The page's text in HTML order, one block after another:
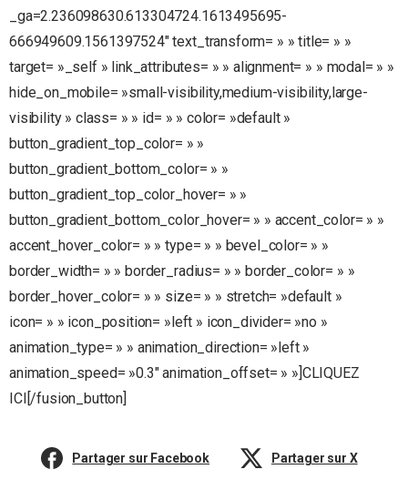
_ga=2.236098630.613304724.1613495695-
666949609.1561397524″ text_transform= » » title= » »
target= »_self » link_attributes= » » alignment= » » modal= » »
hide_on_mobile= »small-visibility,medium-visibility,large-
visibility » class= » » id= » » color= »default »
button_gradient_top_color= » »
button_gradient_bottom_color= » »
button_gradient_top_color_hover= » »
button_gradient_bottom_color_hover= » » accent_color= » »
accent_hover_color= » » type= » » bevel_color= » »
border_width= » » border_radius= » » border_color= » »
border_hover_color= » » size= » » stretch= »default »
icon= » » icon_position= »left » icon_divider= »no »
animation_type= » » animation_direction= »left »
animation_speed= »0.3″ animation_offset= » »]CLIQUEZ
ICI[/fusion_button]
Partager sur Facebook Partager sur X